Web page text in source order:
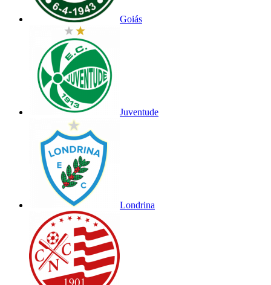
Goiás
Juventude
Londrina